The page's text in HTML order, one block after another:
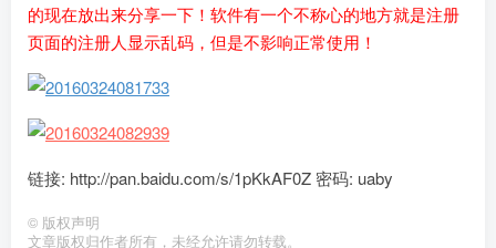
的现在放出来分享一下！软件有一个不称心的地方就是注册
页面的注册人显示乱码，但是不影响正常使用！
链接: http://pan.baidu.com/s/1pKkAF0Z 密码: uaby
© 版权声明
文章版权归作者所有，未经允许请勿转载。